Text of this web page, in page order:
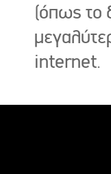
(όπως το
internet.